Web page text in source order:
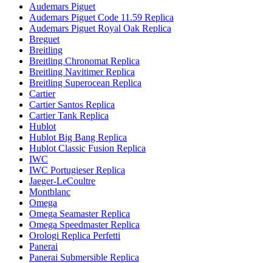
Audemars Piguet
Audemars Piguet Code 11.59 Replica
Audemars Piguet Royal Oak Replica
Breguet
Breitling
Breitling Chronomat Replica
Breitling Navitimer Replica
Breitling Superocean Replica
Cartier
Cartier Santos Replica
Cartier Tank Replica
Hublot
Hublot Big Bang Replica
Hublot Classic Fusion Replica
IWC
IWC Portugieser Replica
Jaeger-LeCoultre
Montblanc
Omega
Omega Seamaster Replica
Omega Speedmaster Replica
Orologi Replica Perfetti
Panerai
Panerai Submersible Replica